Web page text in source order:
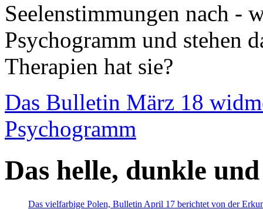
Seelenstimmungen nach -
Psychogramm und stehen
Therapien hat sie?
Das Bulletin März 18
Psychogramm
Das helle, dunkle
Das vielfarbige Polen, Bulletin April 17 berichtet von der